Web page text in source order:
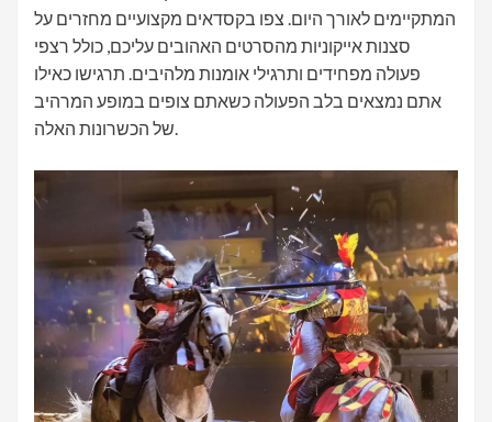
המתקיימים לאורך היום. צפו בקסדאים מקצועיים מחזרים על
סצנות אייקוניות מהסרטים האהובים עליכם, כולל רצפי
פעולה מפחידים ותרגילי אומנות מלהיבים. תרגישו כאילו
אתם נמצאים בלב הפעולה כשאתם צופים במופע המרהיב
של הכשרונות האלה.